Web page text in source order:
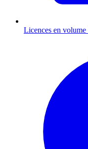
Licences en volume